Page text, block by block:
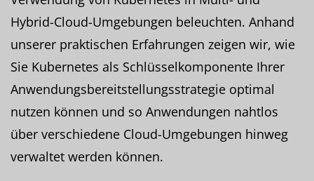
Hybrid-Cloud-Umgebungen beleuchten. Anhand
unserer praktischen Erfahrungen zeigen wir, wie
Sie Kubernetes als Schlüsselkomponente Ihrer
Anwendungsbereitstellungsstrategie optimal
nutzen können und so Anwendungen nahtlos
über verschiedene Cloud-Umgebungen hinweg
verwaltet werden können.